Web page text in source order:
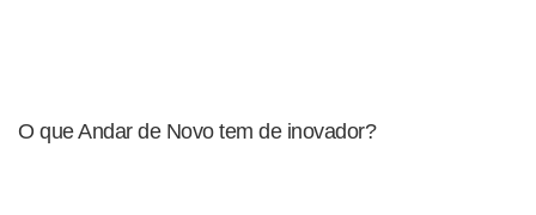
O que Andar de Novo tem de inovador?